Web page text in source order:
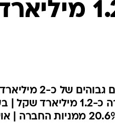
נדל"ן הצליחה לגייס כ-1.2
השוק מאמין בקבוצת מבנה נדל"ן: החברה זכתה לביקושים גבוהים של כ-2 מיליארד
שקל בשלב המוסדי של הנפקת אג"ח, מתוכם גייסה החברה כ-1.2
המניות הגדול בחברה, דוד פורר, הגדיל את אחזקותיו ל- 20.6% ממניות